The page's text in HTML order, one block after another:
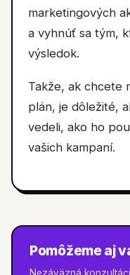
marketingových
a vyhnúť sa tým,
výsledok.
Takže, ak chcete
plán, je dôležité,
vedeli, ako ho
vašich kampaní.
Pomôžeme aj